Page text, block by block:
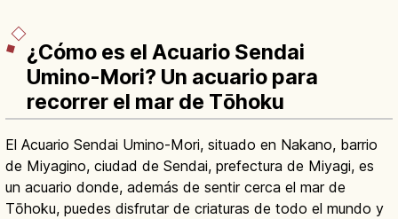
¿Cómo es el Acuario Sendai
Umino-Mori? Un acuario para
recorrer el mar de Tōhoku
El Acuario Sendai Umino-Mori, situado en Nakano, barrio
de Miyagino, ciudad de Sendai, prefectura de Miyagi, es
un acuario donde, además de sentir cerca el mar de
Tōhoku, puedes disfrutar de criaturas de todo el mundo y